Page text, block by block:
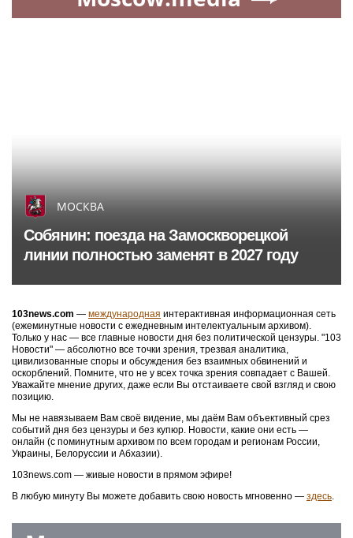
МОСКВА
Собянин: поезда на Замоскворецкой
линии полностью заменят в 2027 году
103news.com — международная интерактивная информационная сеть
(ежеминутные новости с ежедневным интелектуальным архивом).
Только у нас — все главные новости дня без политической цензуры. "103
Новости" — абсолютно все точки зрения, трезвая аналитика,
цивилизованные споры и обсуждения без взаимных обвинений и
оскорблений. Помните, что не у всех точка зрения совпадает с Вашей.
Уважайте мнение других, даже если Вы отстаиваете свой взгляд и свою
позицию.
Мы не навязываем Вам своё видение, мы даём Вам объективный срез
событий дня без цензуры и без купюр. Новости, какие они есть —
онлайн (с поминутным архивом по всем городам и регионам России,
Украины, Белоруссии и Абхазии).
103news.com — живые новости в прямом эфире!
В любую минуту Вы можете добавить свою новость мгновенно — здесь.